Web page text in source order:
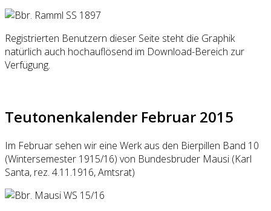
Registrierten Benutzern dieser Seite steht die Graphik
natürlich auch hochauflösend im Download-Bereich zur
Verfügung.
Teutonenkalender Februar 2015
Im Februar sehen wir eine Werk aus den Bierpillen Band 10
(Wintersemester 1915/16) von Bundesbruder Mausi (Karl
Santa, rez. 4.11.1916, Amtsrat)